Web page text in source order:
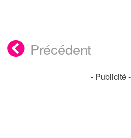
Précédent
- Publicité -